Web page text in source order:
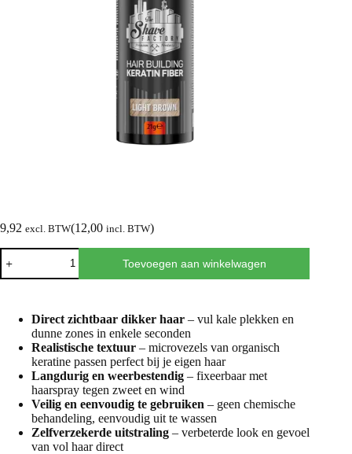
9,92 excl. BTW(12,00 incl. BTW)
Toevoegen aan winkelwagen
Direct zichtbaar dikker haar – vul kale plekken en
dunne zones in enkele seconden
Realistische textuur – microvezels van organisch
keratine passen perfect bij je eigen haar
Langdurig en weerbestendig – fixeerbaar met
haarspray tegen zweet en wind
Veilig en eenvoudig te gebruiken – geen chemische
behandeling, eenvoudig uit te wassen
Zelfverzekerde uitstraling – verbeterde look en gevoel
van vol haar direct